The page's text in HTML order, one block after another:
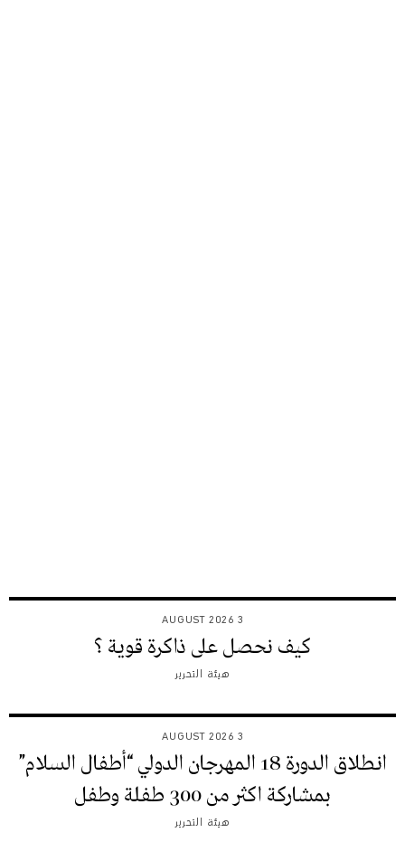
3 AUGUST 2026
كيف نحصل على ذاكرة قوية ؟
هيئة التحرير
3 AUGUST 2026
انطلاق الدورة 18 المهرجان الدولي “أطفال السلام”
بمشاركة اكثر من 300 طفلة وطفل
هيئة التحرير